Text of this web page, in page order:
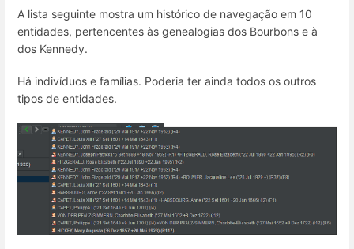
A lista seguinte mostra um histórico de navegação em 10
entidades, pertencentes às genealogias dos Bourbons e à
dos Kennedy.
Há indivíduos e famílias. Poderia ter ainda todos os outros
tipos de entidades.